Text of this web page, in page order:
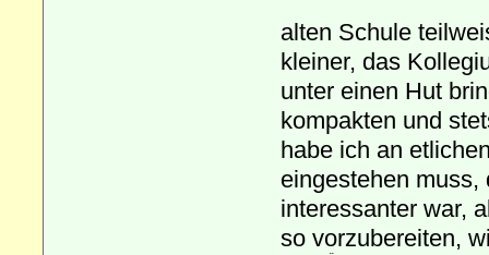
alten Schule
kleiner, das
unter einen Hut
kompakten und
habe ich an
eingestehen
interessanter war,
so vorzubereiten,